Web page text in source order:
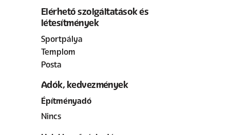
Elérhető szolgáltatások és
létesítmények
Sportpálya
Templom
Posta
Adók, kedvezmények
Építményadó
Nincs